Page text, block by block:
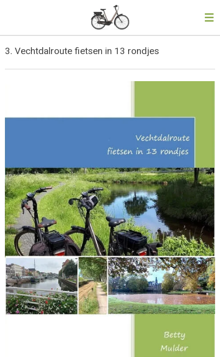
naar
3. Vechtdalroute fietsen in 13 rondjes